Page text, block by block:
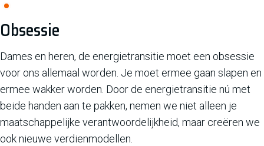
Obsessie
Dames en heren, de energietransitie moet een obsessie
voor ons allemaal worden. Je moet ermee gaan slapen en
ermee wakker worden. Door de energietransitie nú met
beide handen aan te pakken, nemen we niet alleen je
maatschappelijke verantwoordelijkheid, maar creëren we
ook nieuwe verdienmodellen.